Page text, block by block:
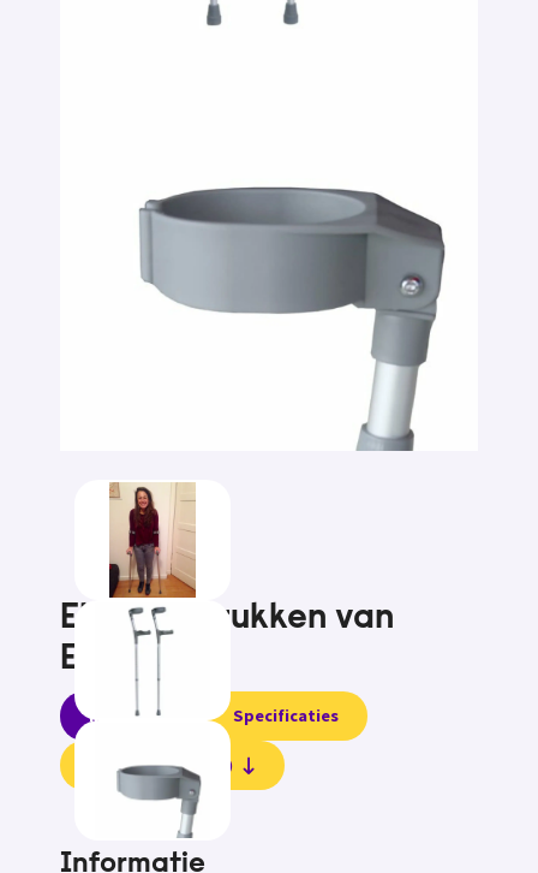
Elleboogkrukken van
ExcelCare
Informatie Specificaties
Beoordelingen (0)
Informatie